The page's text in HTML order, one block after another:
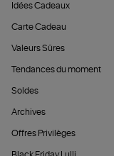
Idées Cadeaux
Carte Cadeau
Valeurs Sûres
Tendances du moment
Soldes
Archives
Offres Privilèges
Black Friday Lulli